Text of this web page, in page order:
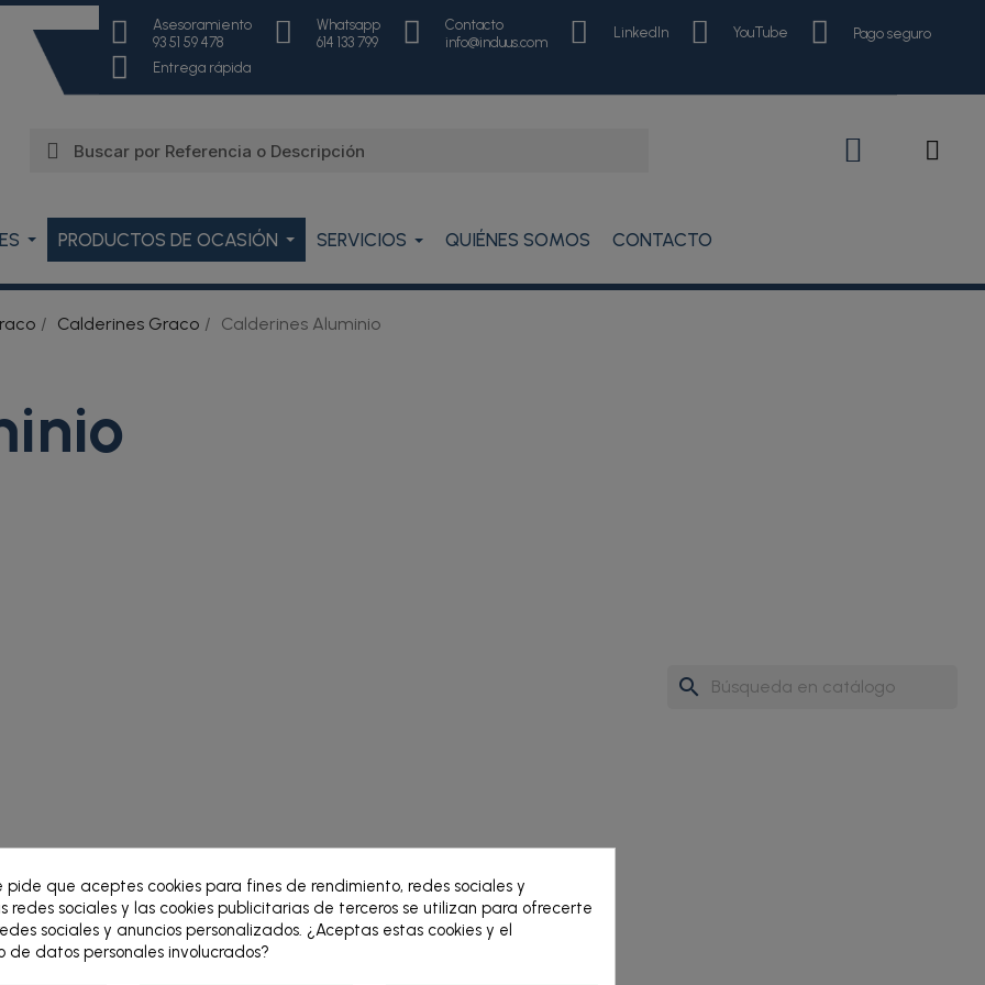
Asesoramiento
93 51 59 478
Whatsapp
614 133 799
Contacto
info@induus.com
LinkedIn YouTube Pago seguro
Entrega rápida
PRODUCTOS DE OCASIÓN SERVICIOS QUIÉNES SOMOS CONTACTO
Calderines Graco Calderines Aluminio
search
que aceptes cookies para fines de rendimiento, redes sociales y
redes sociales y las cookies publicitarias de terceros se utilizan para ofrecerte
sociales y anuncios personalizados. ¿Aceptas estas cookies y el
de datos personales involucrados?